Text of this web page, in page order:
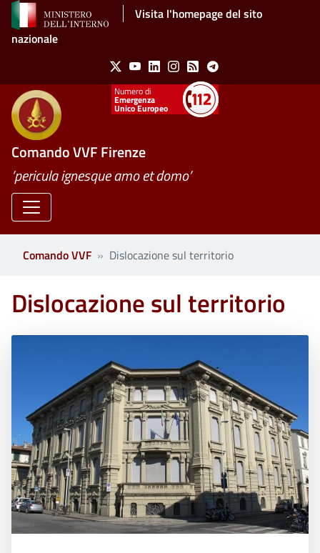
Salta al contenuto principaleVisita l'homepage del sito
nazionale
Social Menu
X YoutubeLinkedinInstagram
Feed Telegram
Emergenza
Unico Europeo
Comando VVF Firenze
’pericula ignesque amo et domo’
Comando VVF Dislocazione sul territorio
Dislocazione sul territorio